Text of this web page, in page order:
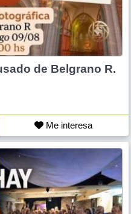
de Belgrano R.
Me interesa